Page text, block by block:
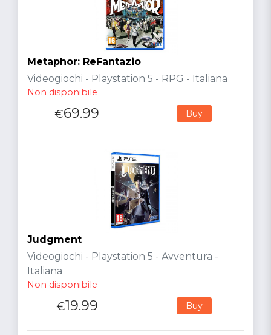
Metaphor: ReFantazio
Videogiochi - Playstation 5 - RPG - Italiana
Non disponibile
€69.99 Buy
Judgment
Videogiochi - Playstation 5 - Avventura -
Italiana
Non disponibile
€19.99 Buy